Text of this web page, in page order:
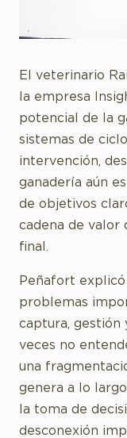
El veterinario
la empresa
potencial de la
sistemas de
intervención,
ganadería aún
de objetivos
cadena de valor
final.
Peñafort
problemas
captura, gestión
veces no
una
genera a lo
la toma de
desconexión